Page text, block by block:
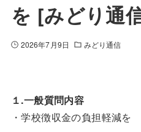
を [みどり通
2026年7月9日 みどり通信
１.一般質問内容
・学校徴収金の負担軽減を